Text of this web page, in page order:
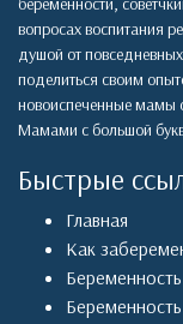
вопросах воспитания
душой от
поделиться своим
новоиспеченные мамы
Мамами с большой
Быстрые
Главная
Как
Беременность